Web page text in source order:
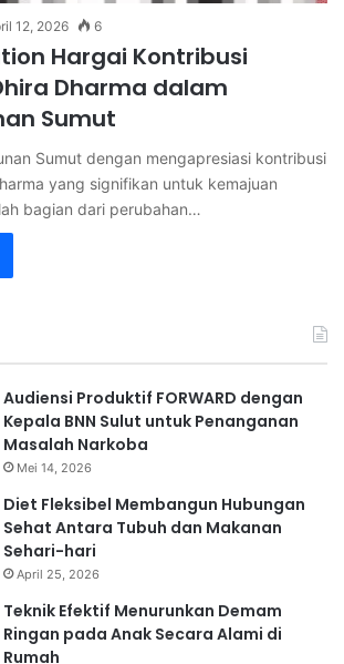
12, 2026 6
Hargai Kontribusi
Dharma dalam
Sumut
Sumut dengan mengapresiasi kontribusi
yang signifikan untuk kemajuan
bagian dari perubahan…
Audiensi Produktif FORWARD dengan
Kepala BNN Sulut untuk Penanganan
Masalah Narkoba
Mei 14, 2026
Diet Fleksibel Membangun Hubungan
Sehat Antara Tubuh dan Makanan
Sehari-hari
April 25, 2026
Teknik Efektif Menurunkan Demam
Ringan pada Anak Secara Alami di
Rumah